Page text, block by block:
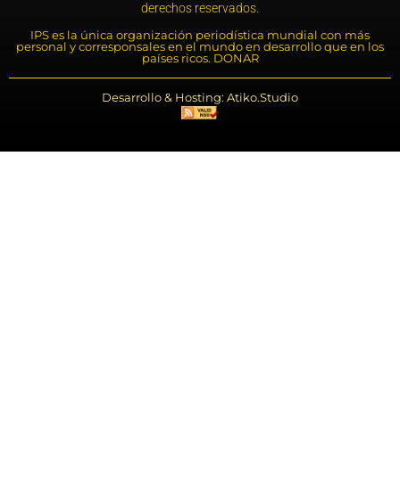
derechos reservados.
IPS es la única organización periodística mundial con más
personal y corresponsales en el mundo en desarrollo que en los
países ricos. DONAR
Desarrollo & Hosting: Atiko.Studio